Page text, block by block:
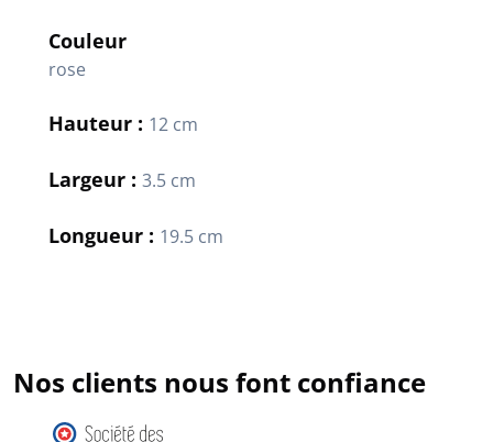
Couleur
rose
Hauteur : 12 cm
Largeur : 3.5 cm
Longueur : 19.5 cm
Nos clients nous font confiance